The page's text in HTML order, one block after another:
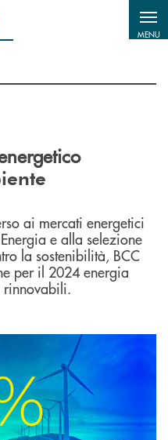
MENU
ai mercati energetici
e alla selezione
la sostenibilità, BCC
per il 2024 energia
rinnovabili.